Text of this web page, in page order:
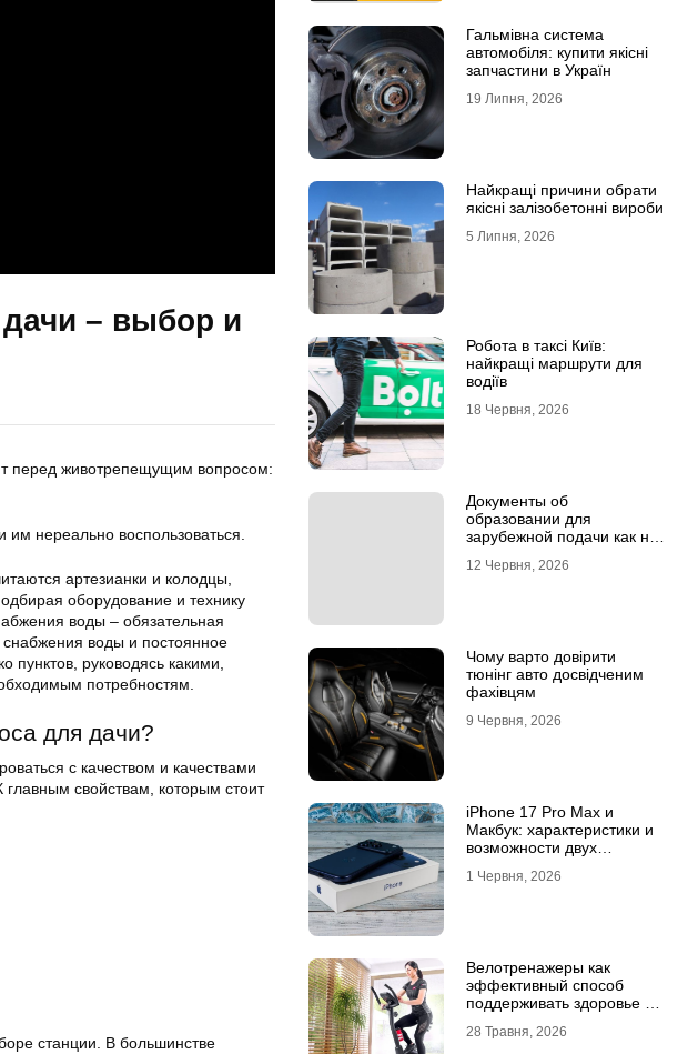
– выбор и
перед животрепещущим вопросом:
им нереально воспользоваться.
артезианки и колодцы,
оборудование и технику
воды – обязательная
воды и постоянное
пунктов, руководясь какими,
потребностям.
для дачи?
с качеством и качествами
свойствам, которым стоит
станции. В большинстве
Гальмівна система
автомобіля: купити якісні
запчастини в Україн
19 Липня, 2026
Найкращі причини обрати
якісні залізобетонні вироби
5 Липня, 2026
Робота в таксі Київ:
найкращі маршрути для
водіїв
18 Червня, 2026
Документы об
образовании для
зарубежной подачи как не
апостиле
12 Червня, 2026
Чому варто довірити
тюнінг авто досвідченим
фахівцям
9 Червня, 2026
iPhone 17 Pro Max и
Макбук: характеристики и
возможности двух
1 Червня, 2026
Велотренажеры как
эффективный способ
поддерживать здоровье и
28 Травня, 2026